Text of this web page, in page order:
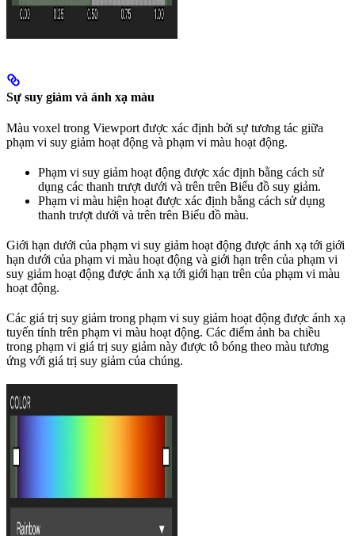
Sự suy giảm và ánh xạ màu
Màu voxel trong Viewport được xác định bởi sự tương tác giữa
phạm vi suy giảm hoạt động và phạm vi màu hoạt động.
Phạm vi suy giảm hoạt động được xác định bằng cách sử
dụng các thanh trượt dưới và trên trên Biểu đồ suy giảm.
Phạm vi màu hiện hoạt được xác định bằng cách sử dụng
thanh trượt dưới và trên trên Biểu đồ màu.
Giới hạn dưới của phạm vi suy giảm hoạt động được ánh xạ tới giới
hạn dưới của phạm vi màu hoạt động và giới hạn trên của phạm vi
suy giảm hoạt động được ánh xạ tới giới hạn trên của phạm vi màu
hoạt động.
Các giá trị suy giảm trong phạm vi suy giảm hoạt động được ánh xạ
tuyến tính trên phạm vi màu hoạt động. Các điểm ảnh ba chiều
trong phạm vi giá trị suy giảm này được tô bóng theo màu tương
ứng với giá trị suy giảm của chúng.